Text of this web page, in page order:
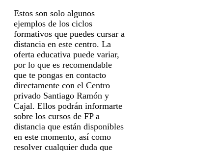
Estos son solo algunos
ejemplos de los ciclos
formativos que puedes cursar a
distancia en este centro. La
oferta educativa puede variar,
por lo que es recomendable
que te pongas en contacto
directamente con el Centro
privado Santiago Ramón y
Cajal. Ellos podrán informarte
sobre los cursos de FP a
distancia que están disponibles
en este momento, así como
resolver cualquier duda que